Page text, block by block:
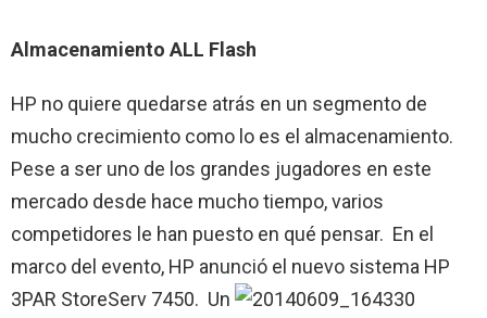
Almacenamiento ALL Flash
HP no quiere quedarse atrás en un segmento de
mucho crecimiento como lo es el almacenamiento.
Pese a ser uno de los grandes jugadores en este
mercado desde hace mucho tiempo, varios
competidores le han puesto en qué pensar. En el
marco del evento, HP anunció el nuevo sistema HP
3PAR StoreServ 7450. Un